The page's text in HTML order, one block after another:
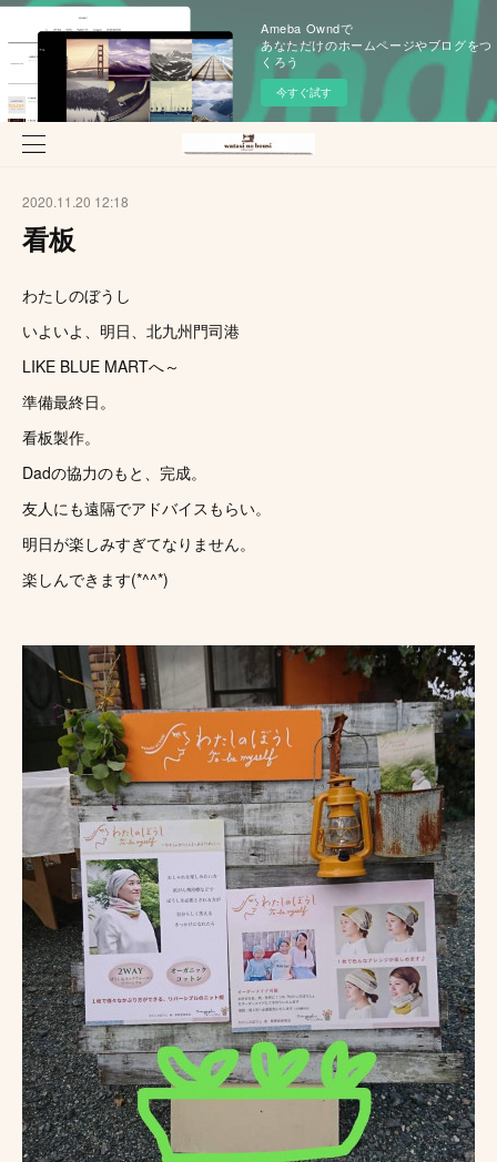
Ameba Owndで
あなただけのホームページやブログをつ
くろう
今すぐ試す
2020.11.20 12:18
看板
わたしのぼうし
いよいよ、明日、北九州門司港
LIKE BLUE MARTへ～
準備最終日。
看板製作。
Dadの協力のもと、完成。
友人にも遠隔でアドバイスもらい。
明日が楽しみすぎてなりません。
楽しんできます(*^^*)